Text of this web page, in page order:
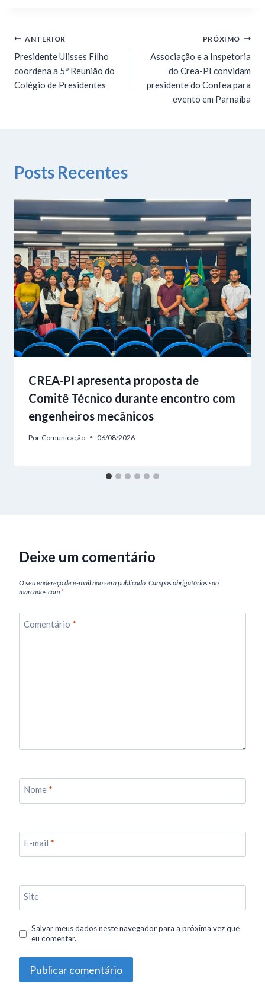
ANTERIOR
Presidente Ulisses Filho
coordena a 5º Reunião do
Colégio de Presidentes
PRÓXIMO
Associação e a Inspetoria
do Crea-PI convidam
presidente do Confea para
evento em Parnaíba
Posts Recentes
CREA-PI apresenta proposta de
Comitê Técnico durante encontro com
engenheiros mecânicos
Por Comunicação 06/08/2026
Deixe um comentário
O seu endereço de e-mail não será publicado. Campos obrigatórios são
marcados com *
Comentário *
Nome *
E-mail *
Site
Salvar meus dados neste navegador para a próxima vez que
eu comentar.